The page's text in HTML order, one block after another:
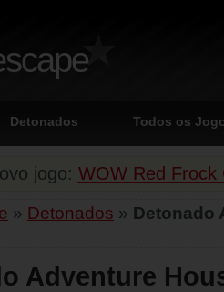
Detonados Todos os
jogo: WOW Red Frock
» Detonados » Detonado
Adventure